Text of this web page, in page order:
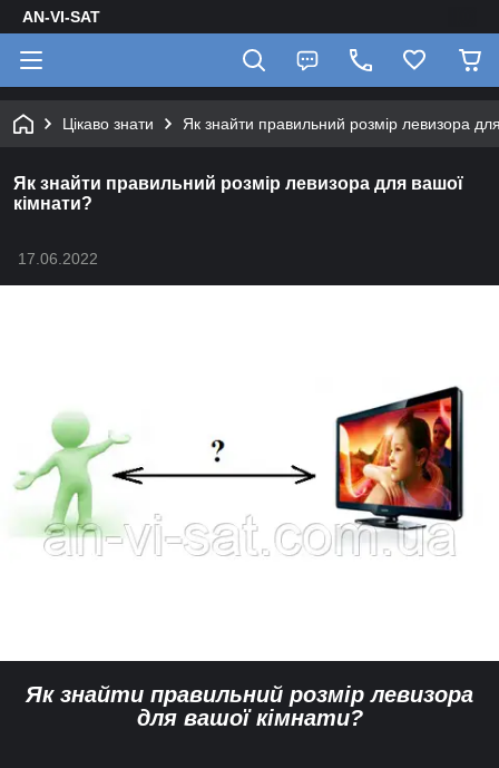
AN-VI-SAT
Цікаво знати Як знайти правильний розмір левизора
Як знайти правильний розмір левизора для вашої
кімнати?
17.06.2022
Як знайти правильний розмір левизора
для вашої кімнати?